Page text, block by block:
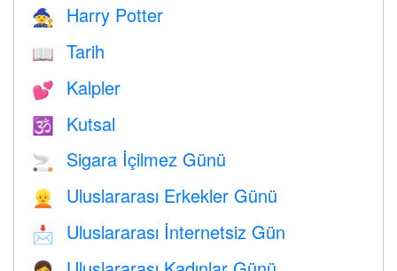
🧙 Harry Potter
📖 Tarih
💕 Kalpler
🕉 Kutsal
🚬 Sigara İçilmez Günü
👱 Uluslararası Erkekler Günü
📩 Uluslararası İnternetsiz Gün